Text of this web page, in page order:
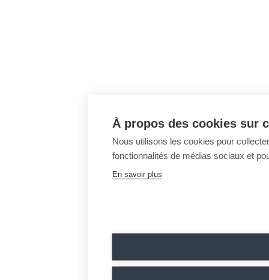
À propos des cookies sur
Nous utilisons les cookies pour
fonctionnalités de médias sociaux et
En savoir plus